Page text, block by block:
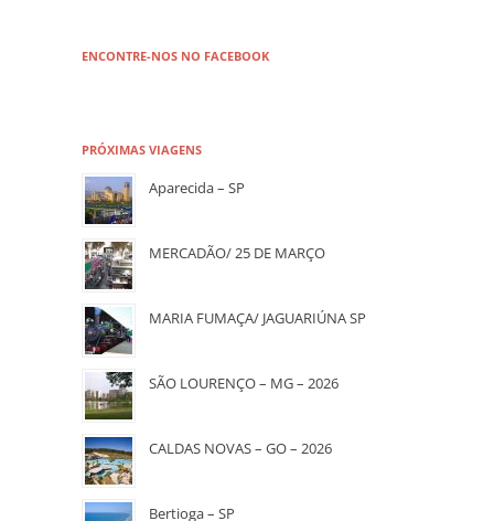
ENCONTRE-NOS NO FACEBOOK
PRÓXIMAS VIAGENS
Aparecida – SP
MERCADÃO/ 25 DE MARÇO
MARIA FUMAÇA/ JAGUARIÚNA SP
SÃO LOURENÇO – MG – 2026
CALDAS NOVAS – GO – 2026
Bertioga – SP